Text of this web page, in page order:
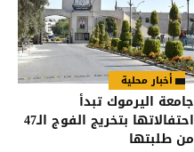
أخبار محلية
جامعة اليرموك تبدأ
احتفالاتها بتخريج الفوج الـ47
من طلبتها